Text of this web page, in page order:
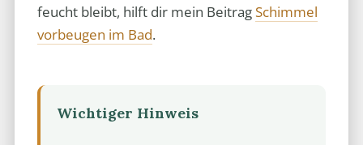
feucht bleibt, hilft dir mein BeitragSchimmel
vorbeugen im Bad.
Wichtiger Hinweis